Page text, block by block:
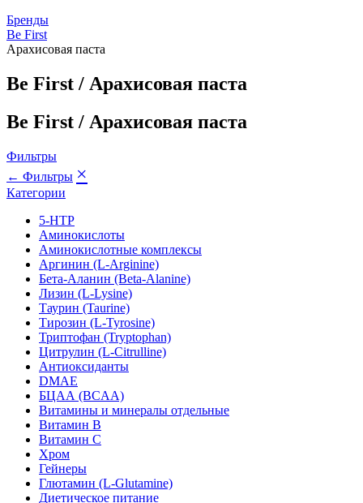
Бренды
Be First
Арахисовая паста
Be First / Арахисовая паста
Be First / Арахисовая паста
Фильтры
← Фильтры ×
Категории
5-HTP
Аминокислоты
Аминокислотные комплексы
Аргинин (L-Arginine)
Бета-Аланин (Beta-Alanine)
Лизин (L-Lysine)
Таурин (Taurine)
Тирозин (L-Tyrosine)
Триптофан (Tryptophan)
Цитрулин (L-Citrulline)
Антиоксиданты
DMAE
БЦАА (BCAA)
Витамины и минералы отдельные
Витамин B
Витамин C
Хром
Гейнеры
Глютамин (L-Glutamine)
Диетическое питание